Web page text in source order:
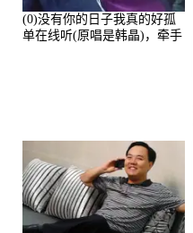
(0)没有你的日子我真的好孤
单在线听(原唱是韩晶)，牵手